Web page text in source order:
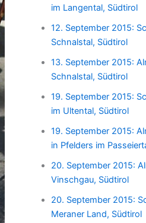
im Langental, Südtirol
12. September 2015:
Schnalstal, Südtirol
13. September 2015:
Schnalstal, Südtirol
19. September 2015:
im Ultental, Südtirol
19. September 2015:
in Pfelders im
20. September 2015:
Vinschgau, Südtirol
20. September 2015:
Meraner Land, Südtirol